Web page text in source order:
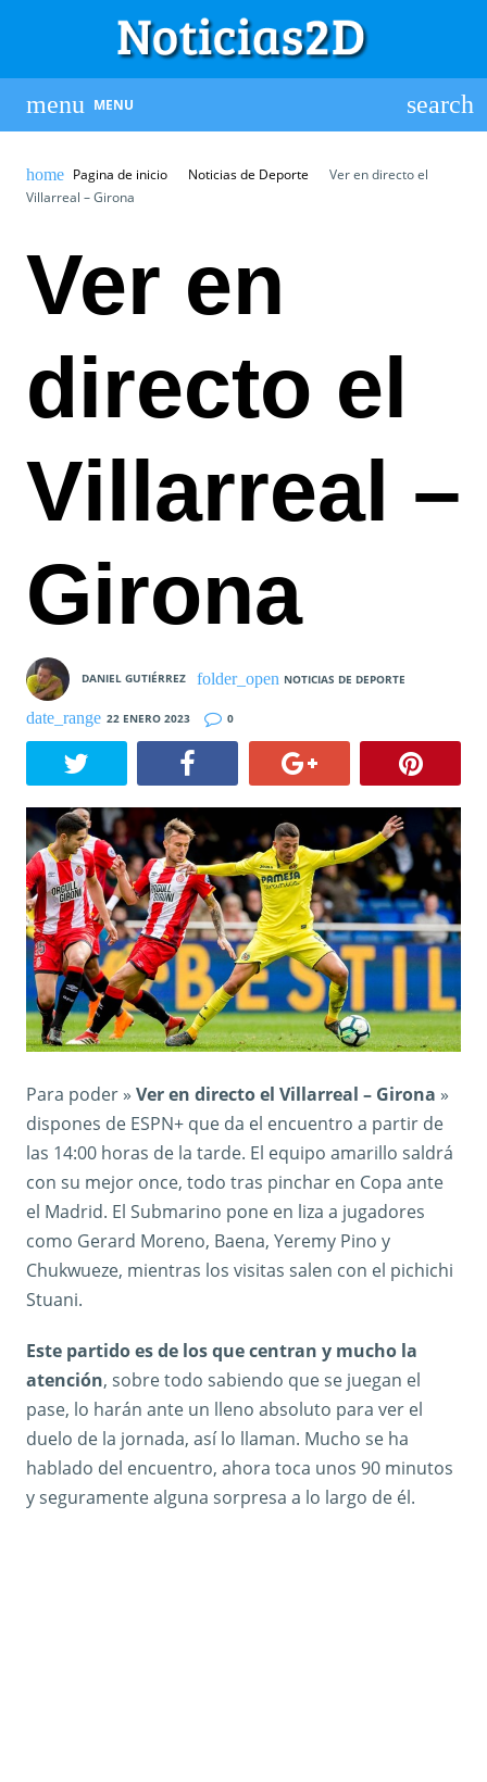
MENU
Pagina de inicio Noticias de Deporte
Ver en directo el
Villarreal – Girona
Ver en
directo el
Villarreal –
Girona
DANIEL GUTIÉRREZ NOTICIAS DE DEPORTE
22 ENERO 2023 0
Para poder » Ver en directo el Villarreal – Girona »
dispones de ESPN+ que da el encuentro a partir de
las 14:00 horas de la tarde. El equipo amarillo saldrá
con su mejor once, todo tras pinchar en Copa ante
el Madrid. El Submarino pone en liza a jugadores
como Gerard Moreno, Baena, Yeremy Pino y
Chukwueze, mientras los visitas salen con el pichichi
Stuani.
Este partido es de los que centran y mucho la
atención, sobre todo sabiendo que se juegan el
pase, lo harán ante un lleno absoluto para ver el
duelo de la jornada, así lo llaman. Mucho se ha
hablado del encuentro, ahora toca unos 90 minutos
y seguramente alguna sorpresa a lo largo de él.